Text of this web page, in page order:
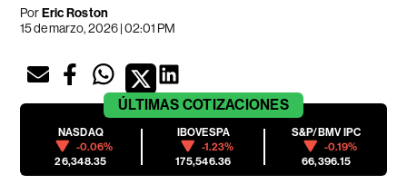
PorEric Roston
15 de marzo, 2026 | 02:01 PM
ÚLTIMAS COTIZACIONES
NASDAQ
-0.06%
26,348.35
IBOVESPA
-1.23%
175,546.36
S&P/BMV IPC
-0.19%
66,396.15